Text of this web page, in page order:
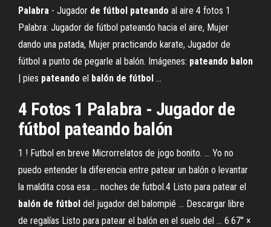
Palabra - Jugador de fútbol pateando al aire 4 fotos 1
Palabra: Jugador de fútbol pateando hacia el aire, Mujer
dando una patada, Mujer practicando karate, Jugador de
fútbol a punto de pegarle al balón. Imágenes: pateando balon
| pies pateando el balón de fútbol ...
4 Fotos 1 Palabra - Jugador de
fútbol pateando balón
1 ! Futbol en breve Microrrelatos de jogo bonito. ... Yo no
puedo entender la diferencia entre patear un balón o levantar
la maldita cosa esa ... noches de futbol.4 Listo para patear el
balón de fútbol del jugador del balompié ... Descargar libre
de regalías Listo para patear el balón en el suelo del ... 6.67" ×